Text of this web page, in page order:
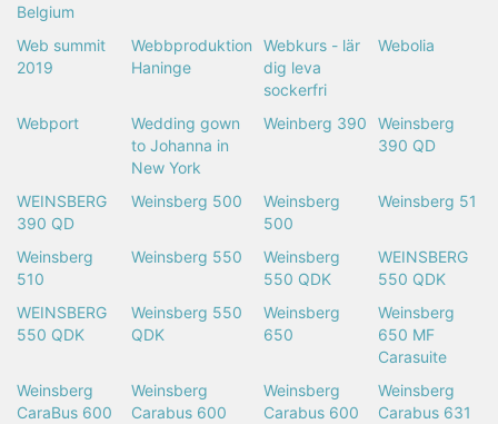
Belgium
Web summit
2019
Webbproduktion
Haninge
Webkurs - lär
dig leva
sockerfri
Webolia
Webport
Wedding gown
to Johanna in
New York
Weinberg 390
Weinsberg
390 QD
WEINSBERG
390 QD
Weinsberg 500
Weinsberg
500
Weinsberg 51
Weinsberg
510
Weinsberg 550
Weinsberg
550 QDK
WEINSBERG
550 QDK
WEINSBERG
550 QDK
Weinsberg 550
QDK
Weinsberg
650
Weinsberg
650 MF
Carasuite
Weinsberg
CaraBus 600
Weinsberg
Carabus 600
Weinsberg
Carabus 600
Weinsberg
Carabus 631